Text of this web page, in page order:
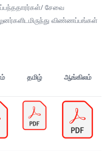
சேவை
விண்ணப்பங்கள்
தமிழ் ஆங்கிலம்